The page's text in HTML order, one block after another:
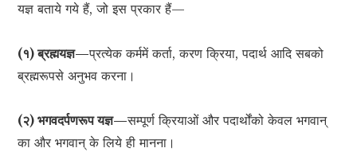
यज्ञ बताये गये हैं, जो इस प्रकार हैं—
(१) ब्रह्मयज्ञ—प्रत्येक कर्ममें कर्ता, करण क्रिया, पदार्थ आदि सबको
ब्रह्मरूपसे अनुभव करना।
(२) भगवदर्पणरूप यज्ञ—सम्पूर्ण क्रियाओं और पदार्थोंको केवल भगवान्
का और भगवान् के लिये ही मानना।